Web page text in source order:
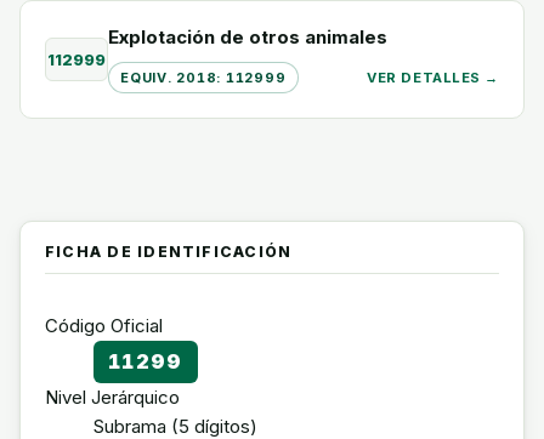
112999
Explotación de otros animales
EQUIV. 2018: 112999 VER DETALLES →
FICHA DE IDENTIFICACIÓN
Código Oficial
11299
Nivel Jerárquico
Subrama (5 dígitos)